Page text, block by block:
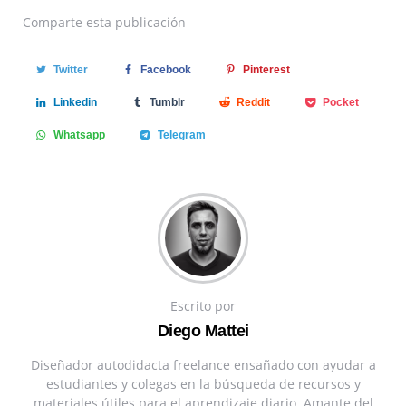
Comparte esta publicación
Twitter Facebook Pinterest
Linkedin Tumblr Reddit Pocket
Whatsapp Telegram
Escrito por
Diego Mattei
Diseñador autodidacta freelance ensañado con ayudar a
estudiantes y colegas en la búsqueda de recursos y